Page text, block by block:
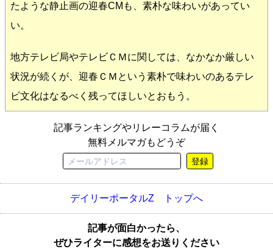
たような静止画の迎春CMも、素朴な味わいがあってい
い。
地方テレビ局やテレビＣＭに関しては、なかなか厳しい
状況が続くが、迎春ＣＭという素朴で味わいのあるテレ
ビ文化はなるべく残ってほしいとおもう。
記事ランキングやリレーコラムが届く
無料メルマガもどうぞ
登録
デイリーポータルZ トップへ
記事が面白かったら、
ぜひライターに感想をお送りください